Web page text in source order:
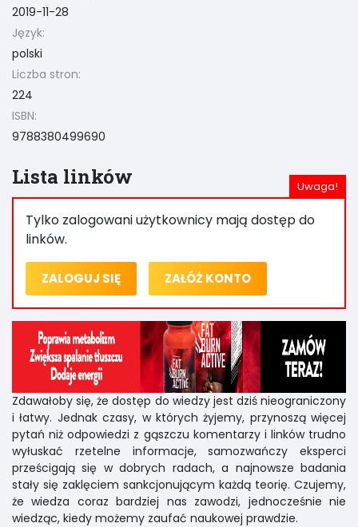
2019-11-28
Język:
polski
Liczba stron:
224
ISBN:
9788380499690
Lista linków
Tylko zalogowani użytkownicy mają dostęp do
linków.
ZALOGUJ SIĘ ZAŁÓŻ KONTO
Zdawałoby się, że dostęp do wiedzy jest dziś nieograniczony
i łatwy. Jednak czasy, w których żyjemy, przynoszą więcej
pytań niż odpowiedzi z gąszczu komentarzy i linków trudno
wyłuskać rzetelne informacje, samozwańczy eksperci
prześcigają się w dobrych radach, a najnowsze badania
stały się zaklęciem sankcjonującym każdą teorię. Czujemy,
że wiedza coraz bardziej nas zawodzi, jednocześnie nie
wiedząc, kiedy możemy zaufać naukowej prawdzie.